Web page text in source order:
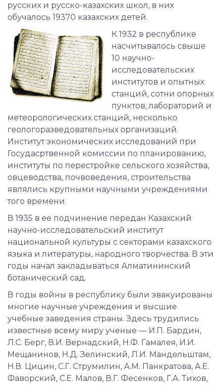
русских и русско-казахских школ, в них
обучалось 19370 казахских детей.
К 1932 в республике
насчитывалось свыше
10 научно-
исследовательских
институтов и опытных
станций, сотни опорных
пунктов, лабораторий и
метеорологических станций, несколько
геологоразведовательных организаций.
Институт экономических исследований при
Госудасртвенной комиссии по планированию,
институты по перестройке сельского хозяйства,
овцеводства, почвоведения, строительства
являлись крупными научными учреждениями
того времени.
В 1935 в ее подчинение передан Казахский
научно-исследовательский институт
национальной культуры с секторами казахского
языка и литературы, народного творчества. В эти
годы начал закладываться Алматининский
ботанический сад.
В годы войны в республику были эвакуированы
многие научные учреждения и высшие
учебные заведения страны. Здесь трудились
известные всему миру ученые — И.П. Бардин,
Л.С. Берг, В.И. Вернадский, Н.Ф. Гамалея, И.И.
Мещанинов, Н.Д. Зелинский, Л.И. Мандельштам,
Н.В. Цицин, С.Г. Струмилин, А.М. Панкратова, А.Е.
Фаворский, С.Е. Малов, В.Г. Фесенков, Г.А. Тихов,